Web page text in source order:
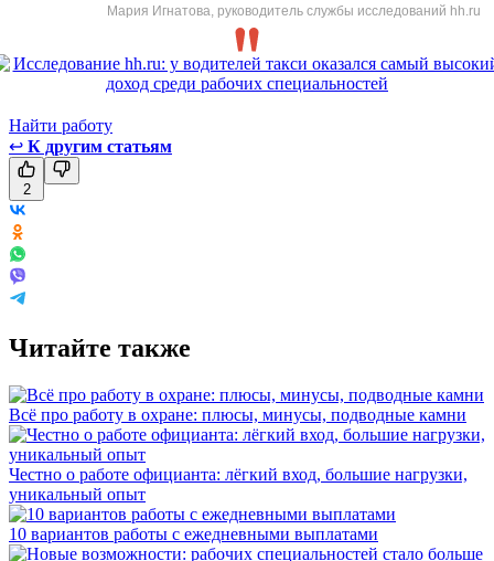
Мария Игнатова, руководитель службы исследований hh.ru
Найти работу
↩ К другим статьям
2
Читайте также
Всё про работу в охране: плюсы, минусы, подводные камни
Честно о работе официанта: лёгкий вход, большие нагрузки,
уникальный опыт
10 вариантов работы с ежедневными выплатами